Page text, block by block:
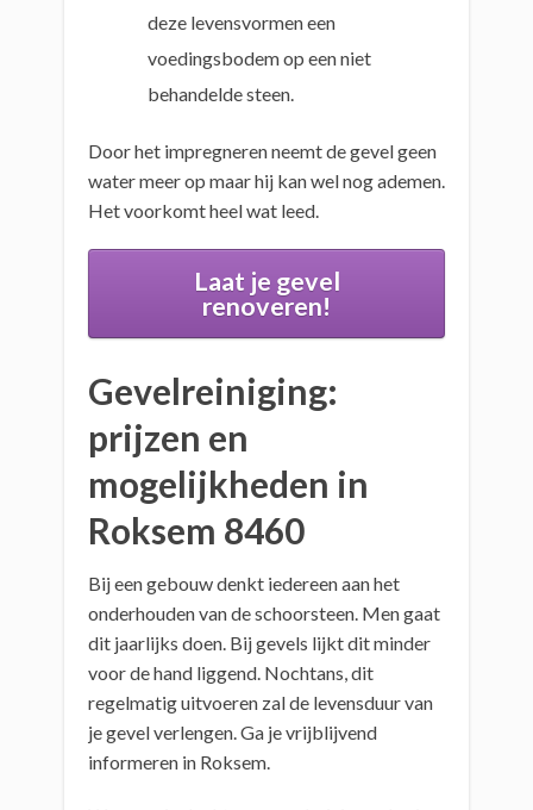
deze levensvormen een
voedingsbodem op een niet
behandelde steen.
Door het impregneren neemt de gevel geen
water meer op maar hij kan wel nog ademen.
Het voorkomt heel wat leed.
Laat je gevel
renoveren!
Gevelreiniging:
prijzen en
mogelijkheden in
Roksem 8460
Bij een gebouw denkt iedereen aan het
onderhouden van de schoorsteen. Men gaat
dit jaarlijks doen. Bij gevels lijkt dit minder
voor de hand liggend. Nochtans, dit
regelmatig uitvoeren zal de levensduur van
je gevel verlengen. Ga je vrijblijvend
informeren in Roksem.